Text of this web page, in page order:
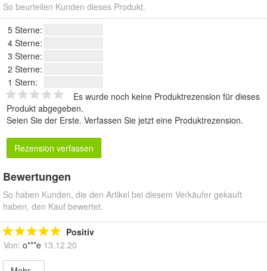
So beurteilen Kunden dieses Produkt.
5 Sterne:
4 Sterne:
3 Sterne:
2 Sterne:
1 Stern:
Es wurde noch keine Produktrezension für dieses
Produkt abgegeben.
Seien Sie der Erste. Verfassen Sie jetzt eine Produktrezension.
Rezension verfassen
Bewertungen
So haben Kunden, die den Artikel bei diesem Verkäufer gekauft
haben, den Kauf bewertet.
Positiv
Von: o***e 13.12.20